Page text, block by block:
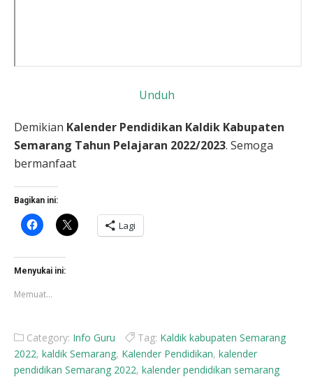
Unduh
Demikian Kalender Pendidikan Kaldik Kabupaten
Semarang Tahun Pelajaran 2022/2023. Semoga
bermanfaat
Bagikan ini:
Klik
untuk
Facebook(Membuka
di
jendela
baru)
Klik
untuk
berbagi
Lagi
Menyukai ini:
Memuat...
Category: Info Guru Tag: Kaldik kabupaten Semarang
2022, kaldik Semarang, Kalender Pendidikan, kalender
pendidikan Semarang 2022, kalender pendidikan semarang